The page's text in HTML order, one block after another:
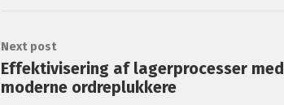
Next post
Effektivisering af lagerprocesser med
moderne ordreplukkere